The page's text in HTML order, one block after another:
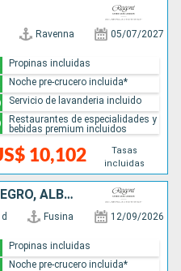
Ravenna 05/07/2027
10,102
Tasas
incluidas
Propinas incluidas
Noche pre-crucero incluida*
Servicio de lavanderia incluido
Restaurantes de especialidades y
bebidas premium incluidos
ITALIA, CROACIA, MONTENEGRO, ALBANIA, GRECIA
Fusina 12/09/2026
Propinas incluidas
Noche pre-crucero incluida*